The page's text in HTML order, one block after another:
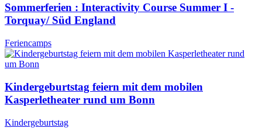
Sommerferien : Interactivity Course Summer I -
Torquay/ Süd England
Feriencamps
Kindergeburtstag feiern mit dem mobilen
Kasperletheater rund um Bonn
Kindergeburtstag